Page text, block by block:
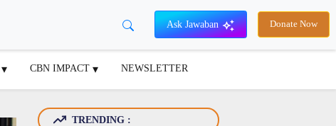
Ask Jawaban Donate Now
CBN IMPACT NEWSLETTER
TRENDING :